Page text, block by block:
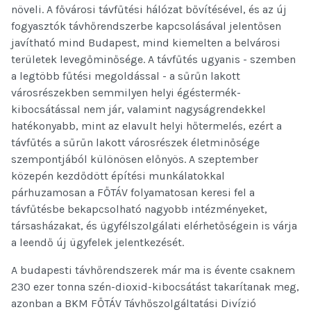
növeli. A fővárosi távfűtési hálózat bővítésével, és az új
fogyasztók távhőrendszerbe kapcsolásával jelentősen
javítható mind Budapest, mind kiemelten a belvárosi
területek levegőminősége. A távfűtés ugyanis - szemben
a legtöbb fűtési megoldással - a sűrűn lakott
városrészekben semmilyen helyi égéstermék-
kibocsátással nem jár, valamint nagyságrendekkel
hatékonyabb, mint az elavult helyi hőtermelés, ezért a
távfűtés a sűrűn lakott városrészek életminősége
szempontjából különösen előnyös. A szeptember
közepén kezdődött építési munkálatokkal
párhuzamosan a FŐTÁV folyamatosan keresi fel a
távfűtésbe bekapcsolható nagyobb intézményeket,
társasházakat, és ügyfélszolgálati elérhetőségein is várja
a leendő új ügyfelek jelentkezését.
A budapesti távhőrendszerek már ma is évente csaknem
230 ezer tonna szén-dioxid-kibocsátást takarítanak meg,
azonban a BKM FŐTÁV Távhőszolgáltatási Divízió